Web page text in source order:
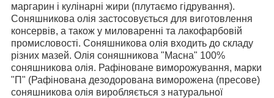
маргарин і кулінарні жири (плутаємо гідрування).
Соняшникова олія застосовується для виготовлення
консервів, а також у миловаренні та лакофарбовій
промисловості. Соняшникова олія входить до складу
різних мазей. Олія соняшникова "Масна" 100%
соняшникова олія. Рафіноване виморожування, марки
"П" (Рафінована дезодорована виморожена (пресове)
соняшникова олія виробляється з натуральної